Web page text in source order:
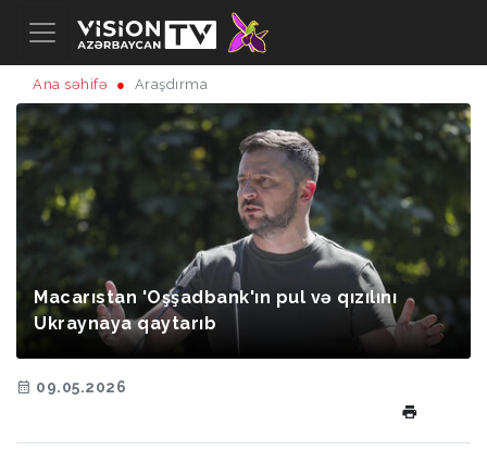
Ana səhifə Araşdırma
Macarıstan 'Oşşadbank'ın pul və qızılını
Ukraynaya qaytarıb
09.05.2026